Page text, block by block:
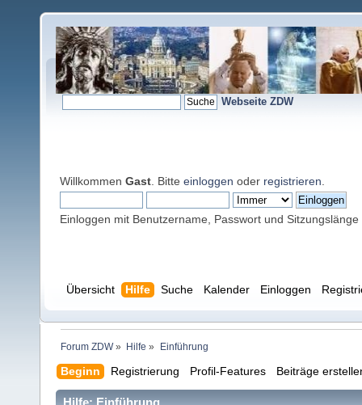
Webseite ZDW
Willkommen Gast . Bitte einloggen oder registrieren
Einloggen mit Benutzername, Passwort und Sitzungslänge
Übersicht Hilfe Suche Kalender Einloggen
Forum ZDW» Hilfe » Einführung
Beginn Registrierung Profil-Features Beiträge
Hilfe: Einführung